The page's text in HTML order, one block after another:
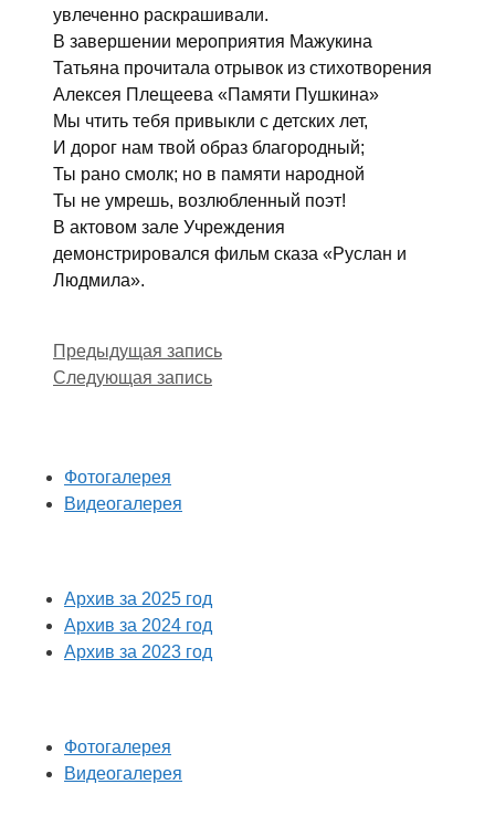
увлеченно раскрашивали.
В завершении мероприятия Мажукина
Татьяна прочитала отрывок из стихотворения
Алексея Плещеева «Памяти Пушкина»
Мы чтить тебя привыкли с детских лет,
И дорог нам твой образ благородный;
Ты рано смолк; но в памяти народной
Ты не умрешь, возлюбленный поэт!
В актовом зале Учреждения
демонстрировался фильм сказа «Руслан и
Людмила».
Предыдущая запись
Следующая запись
Фотогалерея
Видеогалерея
Архив за 2025 год
Архив за 2024 год
Архив за 2023 год
Фотогалерея
Видеогалерея